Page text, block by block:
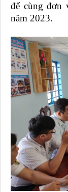
để cùng đơn
năm 2023.